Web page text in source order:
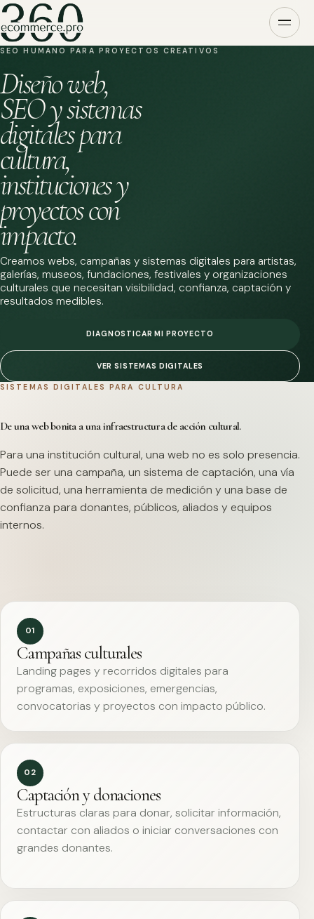
SEO HUMANO PARA PROYECTOS CREATIVOS
Diseño web,
SEO y sistemas
digitales para
cultura,
instituciones y
proyectos con
impacto.
Creamos webs, campañas y sistemas digitales para artistas,
galerías, museos, fundaciones, festivales y organizaciones
culturales que necesitan visibilidad, confianza, captación y
resultados medibles.
DIAGNOSTICAR MI PROYECTO
VER SISTEMAS DIGITALES
SISTEMAS DIGITALES PARA CULTURA
De una web bonita a una infraestructura de acción cultural.
Para una institución cultural, una web no es solo presencia.
Puede ser una campaña, un sistema de captación, una vía
de solicitud, una herramienta de medición y una base de
confianza para donantes, públicos, aliados y equipos
internos.
01
Campañas culturales
Landing pages y recorridos digitales para
programas, exposiciones, emergencias,
convocatorias y proyectos con impacto público.
02
Captación y donaciones
Estructuras claras para donar, solicitar información,
contactar con aliados o iniciar conversaciones con
grandes donantes.